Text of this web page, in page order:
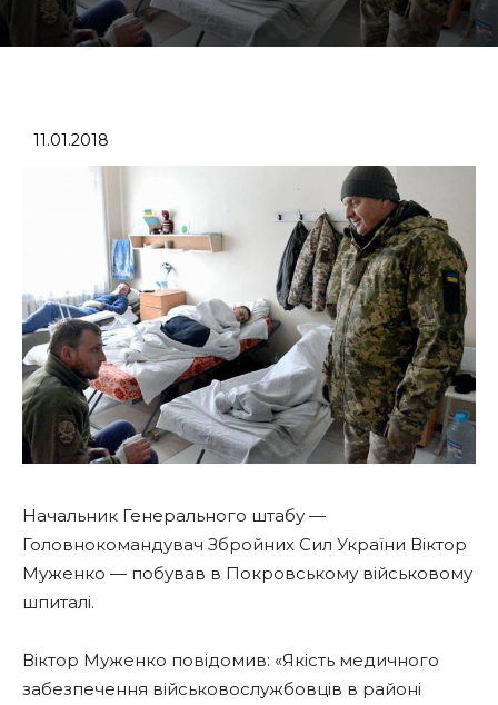
11.01.2018
Начальник Генерального штабу —
Головнокомандувач Збройних Сил України Віктор
Муженко — побував в Покровському військовому
шпиталі.
Віктор Муженко повідомив: «Якість медичного
забезпечення військовослужбовців в районі